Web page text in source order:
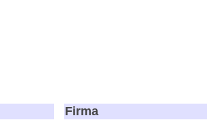
Firma